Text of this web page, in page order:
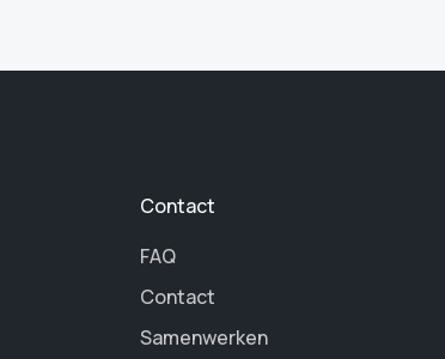
Contact
FAQ
Contact
Samenwerken